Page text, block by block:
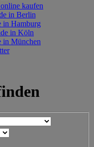
kaufen
in Berlin
in Hamburg
in Köln
in München